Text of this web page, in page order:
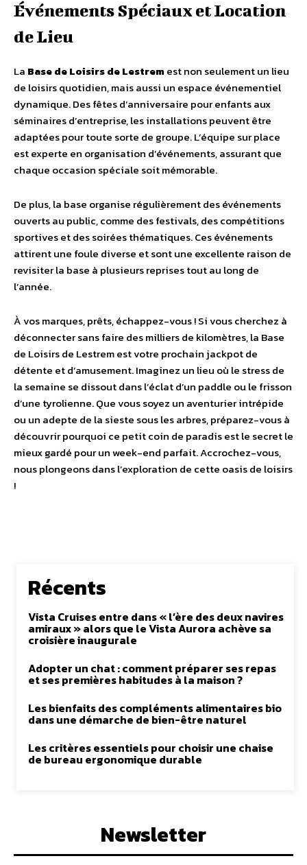
Événements Spéciaux et Location
de Lieu
La Base de Loisirs de Lestremest non seulement un lieu
de loisirs quotidien, mais aussi un espace événementiel
dynamique. Des fêtes d’anniversaire pour enfants aux
séminaires d’entreprise, les installations peuvent être
adaptées pour toute sorte de groupe. L’équipe sur place
est experte en organisation d’événements, assurant que
chaque occasion spéciale soit mémorable.
De plus, la base organise régulièrement des événements
ouverts au public, comme des festivals, des compétitions
sportives et des soirées thématiques. Ces événements
attirent une foule diverse et sont une excellente raison de
revisiter la base à plusieurs reprises tout au long de
l’année.
À vos marques, prêts, échappez-vous ! Si vous cherchez à
déconnecter sans faire des milliers de kilomètres, la Base
de Loisirs de Lestrem est votre prochain jackpot de
détente et d’amusement. Imaginez un lieu où le stress de
la semaine se dissout dans l’éclat d’un paddle ou le frisson
d’une tyrolienne. Que vous soyez un aventurier intrépide
ou un adepte de la sieste sous les arbres, préparez-vous à
découvrir pourquoi ce petit coin de paradis est le secret le
mieux gardé pour un week-end parfait. Accrochez-vous,
nous plongeons dans l’exploration de cette oasis de loisirs
!
Récents
Vista Cruises entre dans « l’ère des deux navires
amiraux » alors que le Vista Aurora achève sa
croisière inaugurale
Adopter un chat : comment préparer ses repas
et ses premières habitudes à la maison ?
Les bienfaits des compléments alimentaires bio
dans une démarche de bien-être naturel
Les critères essentiels pour choisir une chaise
de bureau ergonomique durable
Newsletter